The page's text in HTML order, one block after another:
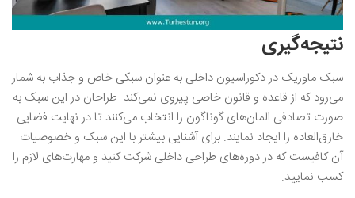
نتیجه‌گیری
سبک ماوریک در دکوراسیون داخلی به عنوان سبکی خاص و جذاب به شمار
می‌رود که از قاعده و قانون خاصی پیروی نمی‌کند. طراحان در این سبک به
صورت تصادفی المان‌های گوناگون را انتخاب می‌کنند تا در نهایت فضایی
خارق‌العاده را ایجاد نمایند. برای آشنایی بیشتر با این سبک و خصوصیات
آن کافیست که در دوره‌های طراحی داخلی شرکت کنید و مهارت‌های لازم را
کسب نمایید.